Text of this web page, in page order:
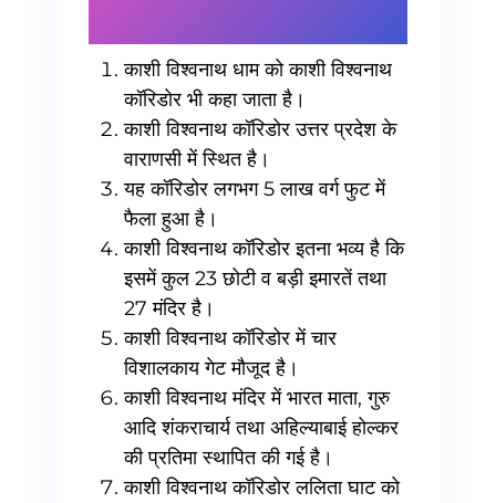
काशी विश्वनाथ धाम को काशी विश्वनाथ
कॉरिडोर भी कहा जाता है।
काशी विश्वनाथ कॉरिडोर उत्तर प्रदेश के
वाराणसी में स्थित है।
यह कॉरिडोर लगभग 5 लाख वर्ग फुट में
फैला हुआ है।
काशी विश्वनाथ कॉरिडोर इतना भव्य है कि
इसमें कुल 23 छोटी व बड़ी इमारतें तथा
27 मंदिर है।
काशी विश्वनाथ कॉरिडोर में चार
विशालकाय गेट मौजूद है।
काशी विश्वनाथ मंदिर में भारत माता, गुरु
आदि शंकराचार्य तथा अहिल्याबाई होल्कर
की प्रतिमा स्थापित की गई है।
काशी विश्वनाथ कॉरिडोर ललिता घाट को